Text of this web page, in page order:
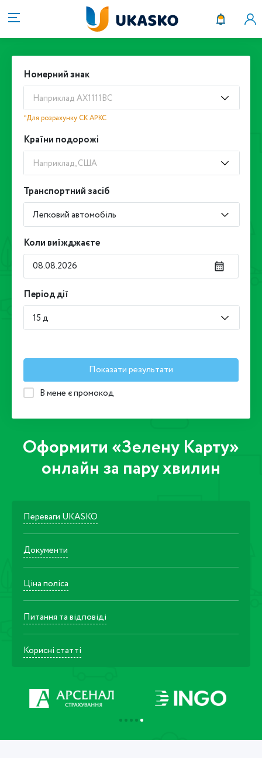
Оформити «Зелену Карту»
онлайн за пару хвилин
Номерний знак
Наприклад АХ1111ВС
*Для розрахунку СК АРКС
Країни подорожі
Наприклад, США
Транспортний засіб
Легковий автомобіль
Коли виїжджаєте
Період дії
15 д
Показати результати
В мене є промокод
Переваги UKASKO
Документи
Ціна поліса
Питання та відповіді
Корисні статті